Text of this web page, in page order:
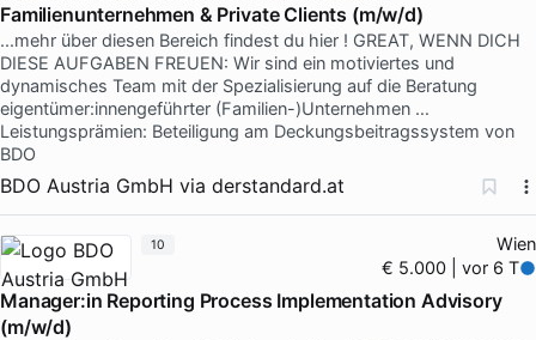
Familienunternehmen & Private Clients (m/w/d)
...mehr über diesen Bereich findest du hier ! GREAT, WENN DICH
DIESE AUFGABEN FREUEN: Wir sind ein motiviertes und
dynamisches Team mit der Spezialisierung auf die Beratung
eigentümer:innengeführter (Familien-)Unternehmen …
Leistungsprämien: Beteiligung am Deckungsbeitragssystem von
BDO
BDO Austria GmbH via derstandard.at
Wien
€ 5.000 | vor 6 T
Manager:in Reporting Process Implementation Advisory
(m/w/d)
10